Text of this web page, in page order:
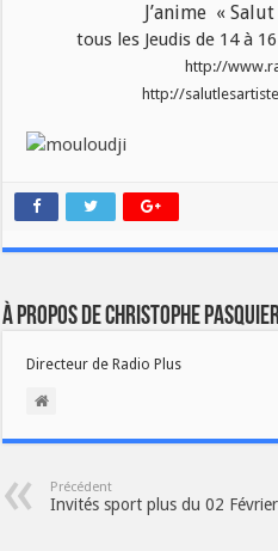
J’anime «
tous les Jeudis de 14 à
http://
http://
À propos de Christophe
Directeur de Radio Plus
Précédent
Invités sport plus du 02 Février